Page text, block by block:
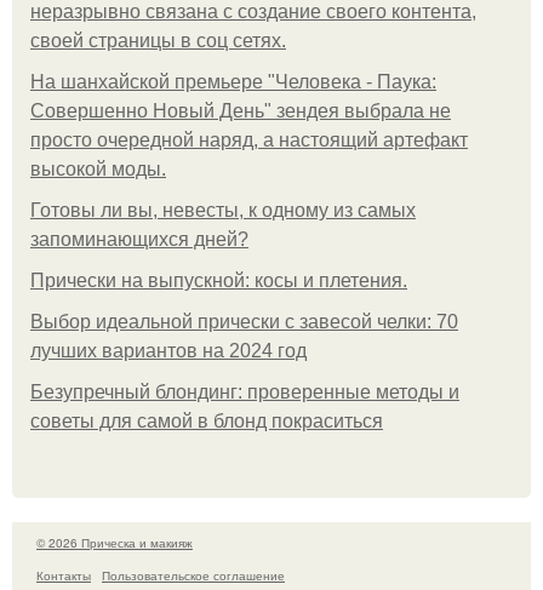
неразрывно связана с создание своего контента,
своей страницы в соц сетях.
На шанхайской премьере "Человека - Паука:
Совершенно Новый День" зендея выбрала не
просто очередной наряд, а настоящий артефакт
высокой моды.
Готовы ли вы, невесты, к одному из самых
запоминающихся дней?
Прически на выпускной: косы и плетения.
Выбор идеальной прически с завесой челки: 70
лучших вариантов на 2024 год
Безупречный блондинг: проверенные методы и
советы для самой в блонд покраситься
© 2026 Прическа и макияж
Контакты
Пользовательское соглашение